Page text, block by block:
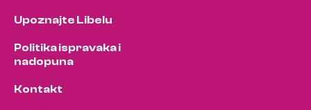
Upoznajte Libelu
Politika ispravaka i
nadopuna
Kontakt